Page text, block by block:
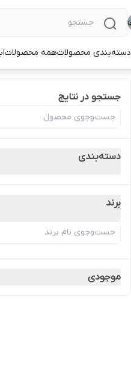
دسته‌بندی محصولاتهمه محصولات
جستجو در نتایج
دسته‌بندی
برند
موجودی